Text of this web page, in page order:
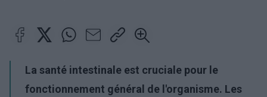
La santé intestinale est cruciale pour le
fonctionnement général de l'organisme. Les